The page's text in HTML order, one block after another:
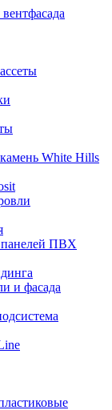
White Hills
панелей ПВХ
и фасада